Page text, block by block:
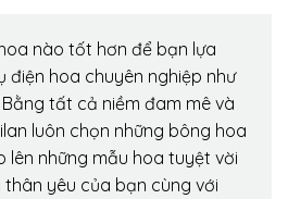
nào tốt hơn để bạn lựa
điện hoa chuyên nghiệp như
tất cả niềm đam mê và
luôn chọn những bông hoa
lên những mẫu hoa tuyệt vời
yêu của bạn cùng với